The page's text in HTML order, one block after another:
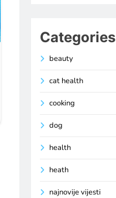
Categories
beauty
cat health
cooking
dog
health
heath
najnovije vijesti